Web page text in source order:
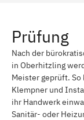
Prüfung
Nach der
in Oberhitzling
Meister geprüft.
Klempner und
ihr Handwerk
Sanitär- oder